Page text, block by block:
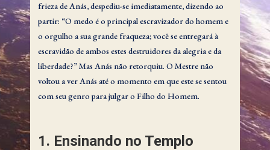
frieza de Anás, despediu-se imediatamente, dizendo ao
partir: “O medo é o principal escravizador do homem e
o orgulho a sua grande fraqueza; você se entregará à
escravidão de ambos estes destruidores da alegria e da
liberdade?” Mas Anás não retorquiu. O Mestre não
voltou a ver Anás até o momento em que este se sentou
com seu genro para julgar o Filho do Homem.
1. Ensinando no Templo